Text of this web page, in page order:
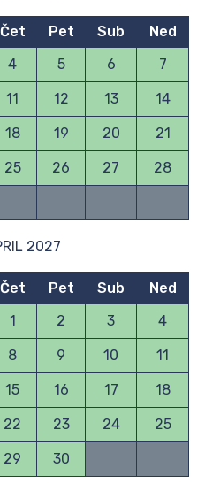
Čet Pet Sub
Ned
4 5 6 7
11 12 13 14
18 19 20 21
25 26 27 28
2027
Čet Pet Sub
Ned
1
2 3 4
8 9 10 11
15 16 17 18
22 23 24 25
29 30